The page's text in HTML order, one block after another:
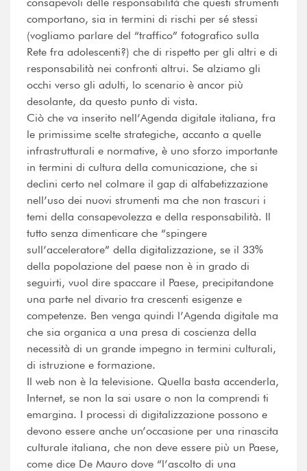
comportano, sia in termini di rischi per sé stessi
(vogliamo parlare del “traffico” fotografico sulla
Rete fra adolescenti?) che di rispetto per gli altri e di
responsabilità nei confronti altrui. Se alziamo gli
occhi verso gli adulti, lo scenario è ancor più
desolante, da questo punto di vista.
Ciò che va inserito nell’Agenda digitale italiana, fra
le primissime scelte strategiche, accanto a quelle
infrastrutturali e normative, è uno sforzo importante
in termini di cultura della comunicazione, che si
declini certo nel colmare il gap di alfabetizzazione
nell’uso dei nuovi strumenti ma che non trascuri i
temi della consapevolezza e della responsabilità. Il
tutto senza dimenticare che “spingere
sull’acceleratore” della digitalizzazione, se il 33%
della popolazione del paese non è in grado di
seguirti, vuol dire spaccare il Paese, precipitandone
una parte nel divario tra crescenti esigenze e
competenze. Ben venga quindi l’Agenda digitale ma
che sia organica a una presa di coscienza della
necessità di un grande impegno in termini culturali,
di istruzione e formazione.
Il web non è la televisione. Quella basta accenderla,
Internet, se non la sai usare o non la comprendi ti
emargina. I processi di digitalizzazione possono e
devono essere anche un’occasione per una rinascita
culturale italiana, che non deve essere più un Paese,
come dice De Mauro dove “l’ascolto di una